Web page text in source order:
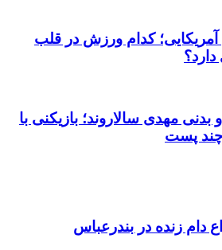
آمریکایی؛ کدام ورزش در قلب
مهدی سالاروند؛ بازیکنی با
چند پست
دام زنده در بندرعباس